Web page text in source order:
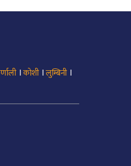
।कोशी।लुम्बिनी।